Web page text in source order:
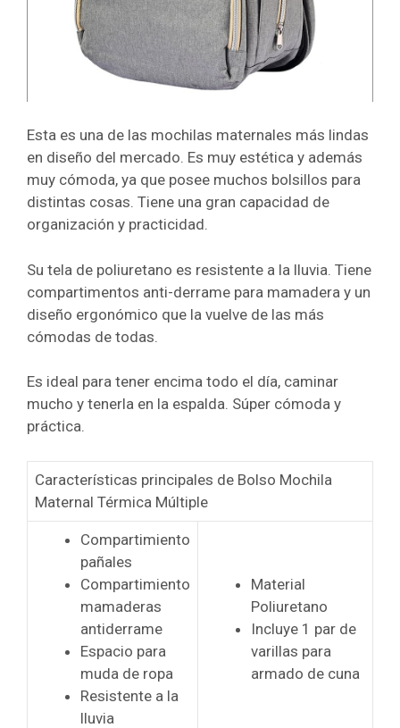
Esta es una de las mochilas maternales más lindas
en diseño del mercado. Es muy estética y además
muy cómoda, ya que posee muchos bolsillos para
distintas cosas. Tiene una gran capacidad de
organización y practicidad.
Su tela de poliuretano es resistente a la lluvia. Tiene
compartimentos anti-derrame para mamadera y un
diseño ergonómico que la vuelve de las más
cómodas de todas.
Es ideal para tener encima todo el día, caminar
mucho y tenerla en la espalda. Súper cómoda y
práctica.
Características principales de Bolso Mochila
Maternal Térmica Múltiple
Compartimiento
pañales
Compartimiento
mamaderas
antiderrame
Espacio para
muda de ropa
Resistente a la
lluvia
Material
Poliuretano
Incluye 1 par de
varillas para
armado de cuna